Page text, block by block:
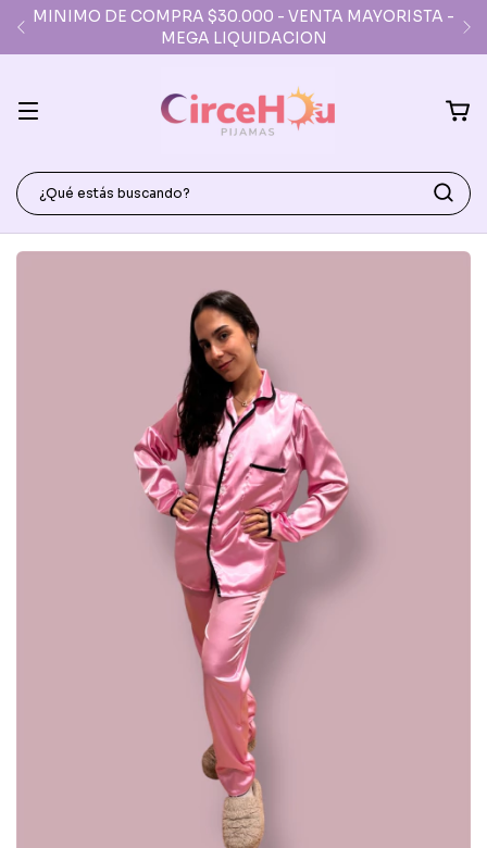
MINIMO DE COMPRA $30.000 - VENTA MAYORISTA -
MEGA LIQUIDACION